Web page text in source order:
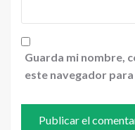
Guarda mi nombre,
este navegador